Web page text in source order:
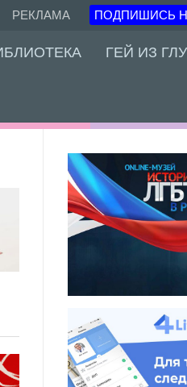
РЕКЛАМА ПОДПИШИСЬ
ГЕЙ ИЗ